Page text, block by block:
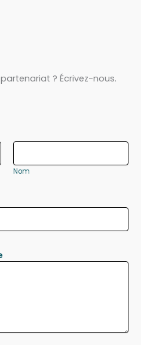
? Écrivez-nous.
Nom